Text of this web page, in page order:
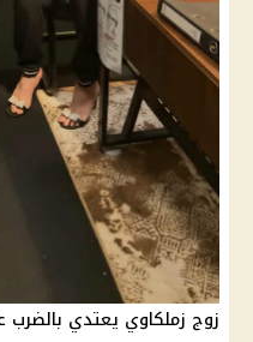
زوج زملكاوي يعتدي